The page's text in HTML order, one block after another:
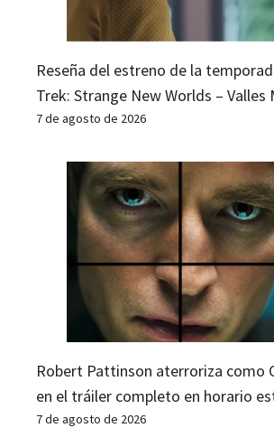
Reseña del estreno de la
Trek: Strange New Worlds – Valles
7 de agosto de 2026
Robert Pattinson aterroriza como
en el tráiler completo en horario
7 de agosto de 2026